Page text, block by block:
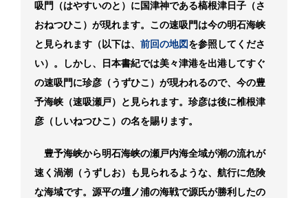
吸門（はやすいのと）に国津神である槁根津日子（さ
おねつひこ）が現れます。この速吸門は今の明石海峡
と見られます（以下は、 前回の地図 を参照してくださ
い）。しかし、日本書紀では美々津港を出港してすぐ
の速吸門に珍彦（うずひこ）が現われるので、今の豊
予海峡（速吸瀬戸）と見られます。珍彦は後に椎根津
彦（しいねつひこ）の名を賜ります。
豊予海峡から明石海峡の瀬戸内海全域が潮の流れが
速く渦潮（うずしお）も見られるような、航行に危険
な海域です。源平の壇ノ浦の海戦で源氏が勝利したの